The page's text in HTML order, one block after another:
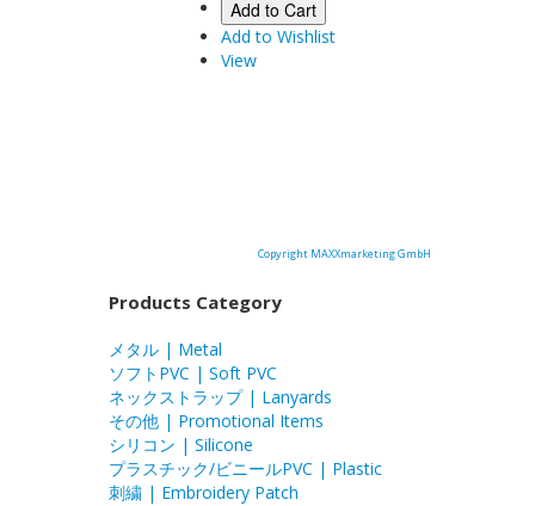
Add to Cart
Add to Wishlist
View
Copyright MAXXmarketing GmbH
Products Category
メタル | Metal
ソフトPVC | Soft PVC
ネックストラップ | Lanyards
その他 | Promotional Items
シリコン | Silicone
プラスチック/ビニールPVC | Plastic
刺繍 | Embroidery Patch